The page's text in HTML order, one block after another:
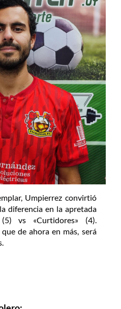
Umpierrez convirtió
diferencia en la apretada
(5) vs «Curtidores» (4).
de ahora en más, será